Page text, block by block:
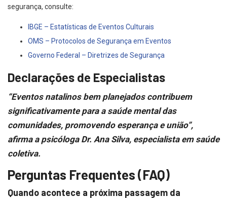
segurança, consulte:
IBGE – Estatísticas de Eventos Culturais
OMS – Protocolos de Segurança em Eventos
Governo Federal – Diretrizes de Segurança
Declarações de Especialistas
“Eventos natalinos bem planejados contribuem
significativamente para a saúde mental das
comunidades, promovendo esperança e união”,
afirma a psicóloga Dr. Ana Silva, especialista em saúde
coletiva.
Perguntas Frequentes (FAQ)
Quando acontece a próxima passagem da